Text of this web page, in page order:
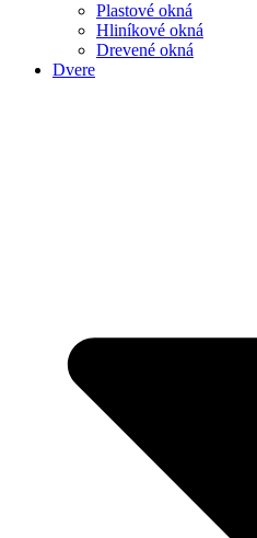
Plastové okná
Hliníkové okná
Drevené okná
Dvere